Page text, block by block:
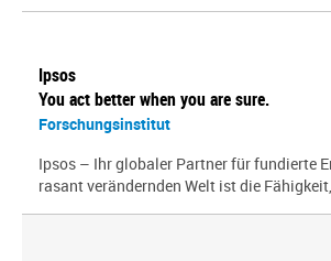
Ipsos
You act better when you are sure.
Forschungsinstitut
Ipsos – Ihr globaler Partner für fundierte
rasant verändernden Welt ist die